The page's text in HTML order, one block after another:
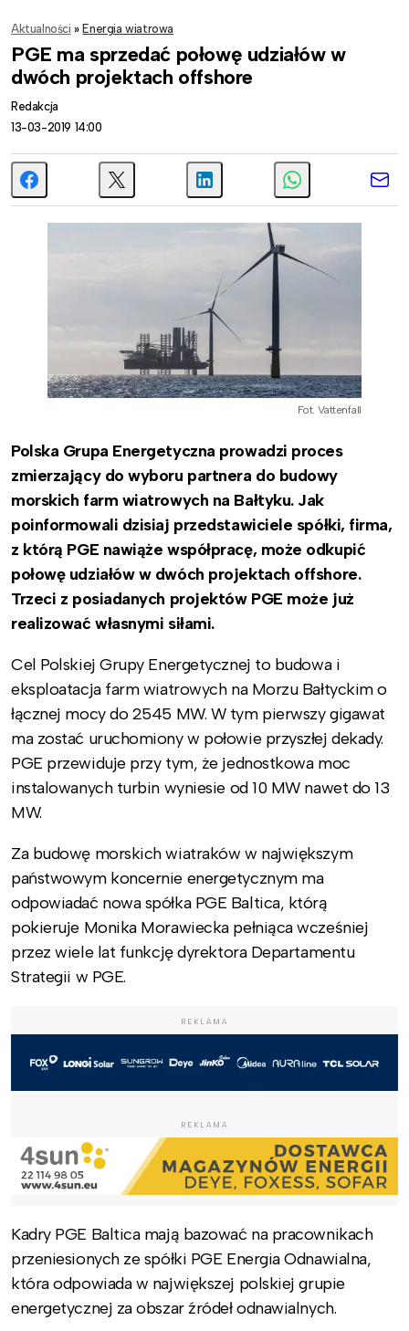
Aktualności » Energia wiatrowa
PGE ma sprzedać połowę udziałów w
dwóch projektach offshore
Redakcja
13-03-2019 14:00
Fot. Vattenfall
Polska Grupa Energetyczna prowadzi proces
zmierzający do wyboru partnera do budowy
morskich farm wiatrowych na Bałtyku. Jak
poinformowali dzisiaj przedstawiciele spółki, firma,
z którą PGE nawiąże współpracę, może odkupić
połowę udziałów w dwóch projektach offshore.
Trzeci z posiadanych projektów PGE może już
realizować własnymi siłami.
Cel Polskiej Grupy Energetycznej to budowa i
eksploatacja farm wiatrowych na Morzu Bałtyckim o
łącznej mocy do 2545 MW. W tym pierwszy gigawat
ma zostać uruchomiony w połowie przyszłej dekady.
PGE przewiduje przy tym, że jednostkowa moc
instalowanych turbin wyniesie od 10 MW nawet do 13
MW.
Za budowę morskich wiatraków w największym
państwowym koncernie energetycznym ma
odpowiadać nowa spółka PGE Baltica, którą
pokieruje Monika Morawiecka pełniąca wcześniej
przez wiele lat funkcję dyrektora Departamentu
Strategii w PGE.
REKLAMA
REKLAMA
Kadry PGE Baltica mają bazować na pracownikach
przeniesionych ze spółki PGE Energia Odnawialna,
która odpowiada w największej polskiej grupie
energetycznej za obszar źródeł odnawialnych.